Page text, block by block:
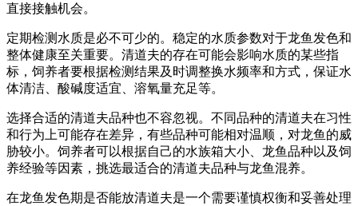
直接接触机会。
定期检测水质是必不可少的。稳定的水质参数对于龙鱼发色和
整体健康至关重要。清道夫的存在可能会影响水质的某些指
标，饲养者要根据检测结果及时调整换水频率和方式，保证水
体清洁、酸碱度适宜、溶氧量充足等。
选择合适的清道夫品种也不容忽视。不同品种的清道夫在习性
和行为上可能存在差异，有些品种可能相对温顺，对龙鱼的威
胁较小。饲养者可以根据自己的水族箱大小、龙鱼品种以及饲
养经验等因素，挑选最适合的清道夫品种与龙鱼混养。
在龙鱼发色期是否能放清道夫是一个需要谨慎权衡和妥善处理